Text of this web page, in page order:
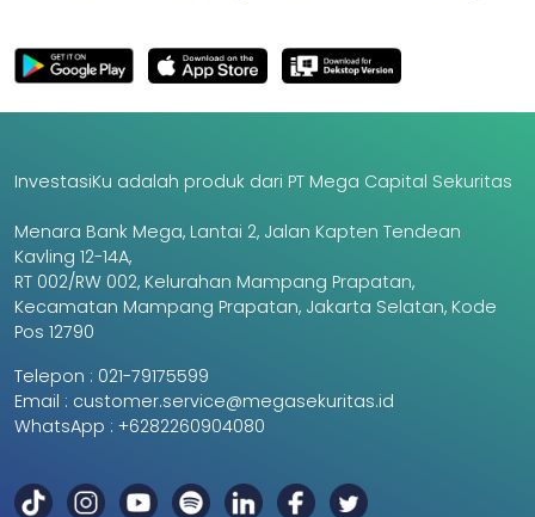
InvestasiKu adalah produk dari PT Mega Capital Sekuritas
Menara Bank Mega, Lantai 2, Jalan Kapten Tendean
Kavling 12-14A,
RT 002/RW 002, Kelurahan Mampang Prapatan,
Kecamatan Mampang Prapatan, Jakarta Selatan, Kode
Pos 12790
Telepon : 021-79175599
Email : customer.service@megasekuritas.id
WhatsApp : +6282260904080